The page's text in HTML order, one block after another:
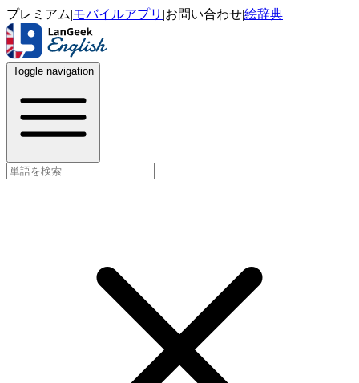
プレミアム|モバイルアプリ |お問い合わせ|絵辞典
Toggle navigation